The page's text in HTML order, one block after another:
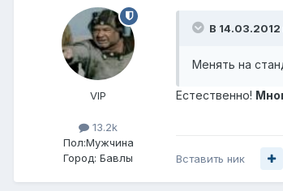
VIP
13.2k
Пол:Мужчина
Город: Бавлы
В 14.03.2012
Менять на
Естественно!
Вставить ник